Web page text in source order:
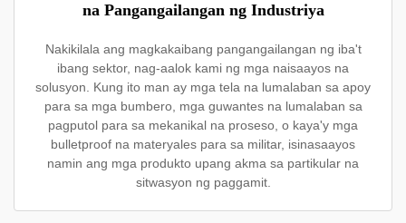
na Pangangailangan ng Industriya
Nakikilala ang magkakaibang pangangailangan ng iba't
ibang sektor, nag-aalok kami ng mga naisaayos na
solusyon. Kung ito man ay mga tela na lumalaban sa apoy
para sa mga bumbero, mga guwantes na lumalaban sa
pagputol para sa mekanikal na proseso, o kaya'y mga
bulletproof na materyales para sa militar, isinasaayos
namin ang mga produkto upang akma sa partikular na
sitwasyon ng paggamit.